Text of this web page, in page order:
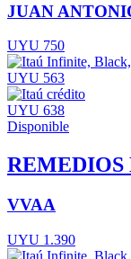
JUAN
UYU 750
UYU 563
UYU 638
Disponible
REMEDIOS
VVAA
UYU 1.390